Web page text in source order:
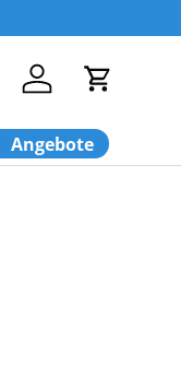
Einloggen
Angebote